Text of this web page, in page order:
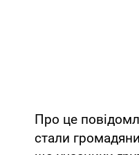
Про це
стали